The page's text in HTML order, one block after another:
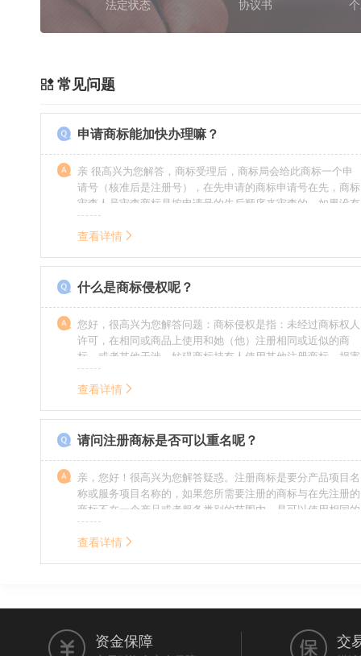
法定状态
协议书
常见问题
申请商标能加快办理嘛？
亲 很高兴为您解答，商标受理后，商标局会给此商标一个申
请号（核准后是注册号），在先申请的商标申请号在先，商标
审查人员审查商标是按申请号的先后顺序来审查的，如果没有
特殊情况（受理案件需要，被异议等），不会延迟也不会提
前。
查看详情
什么是商标侵权呢？
您好，很高兴为您解答问题：商标侵权是指：未经过商标权人
许可，在相同或商品上使用和她（他）注册相同或近似的商
标，或者其他干涉、妨碍商标持有人使用其他注册商标，损害
商标持有人合法权益的其他行为。侵权的人通常需要承担侵权
的责任，明知侵权的行为的人要承担赔偿的责任。情节严重
查看详情
请问注册商标是否可以重名呢？
亲，您好！很高兴为您解答疑惑。注册商标是要分产品项目名
称或服务项目名称的，如果您所需要注册的商标与在先注册的
商标不在一个产品或者服务类别的范围内，是可以使用相同的
名称的。希望我的回答能帮到您。
查看详情
资金保障 交